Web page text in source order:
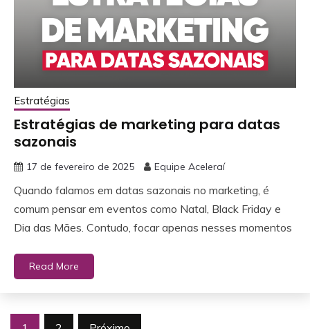
Estratégias
Estratégias de marketing para datas
sazonais
17 de fevereiro de 2025 Equipe Aceleraí
Quando falamos em datas sazonais no marketing, é
comum pensar em eventos como Natal, Black Friday e
Dia das Mães. Contudo, focar apenas nesses momentos
Read More